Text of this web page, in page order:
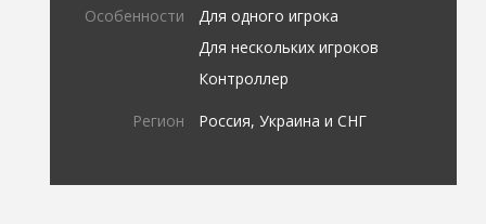
Особенности
Для одного игрока
Для нескольких игроков
Контроллер
Регион Россия, Украина и СНГ